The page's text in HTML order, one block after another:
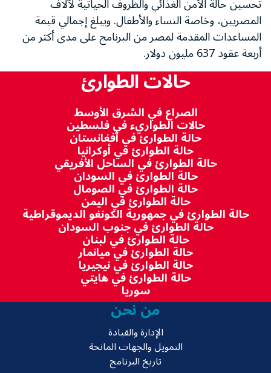
المصريين، وخاصة النساء والأطفال. ويبلغ إجمالي قيمة
المساعدات المقدمة لمصر من البرنامج على مدى أكثر من
أربعة عقود 637 مليون دولار.
حالات الطوارئ
الصراع في الشرق الأوسط
حالات الطواريء في فلسطين
حالة الطوارئ في أفغانستان
حالة الطوارئ في أوكرانيا
حالة الطوارئ في الساحل الأفريقي
حالة الطوارئ في السودان
حالة الطوارئ في الصومال
حالة الطوارئ في اليمن
حالة الطوارئ في جمهورية الكونغو الديموقراطية
حالة الطوارئ في جنوب السودان
حالة الطوارئ في لبنان
حالة الطوارئ في ميانمار
حالة الطوارئ في نيجيريا
حالة الطوارئ في هايتي
سوريا
من نحن
الإدارة والقيادة
التمويل والجهات المانحة
تاريخ البرنامج